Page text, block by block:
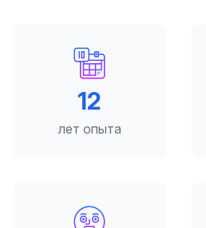
12
лет опыта